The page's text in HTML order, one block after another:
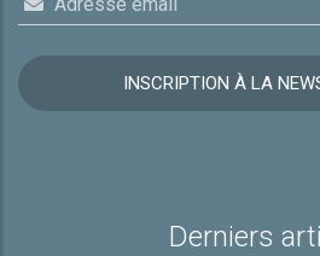
Adresse email
INSCRIPTION À LA
Derniers